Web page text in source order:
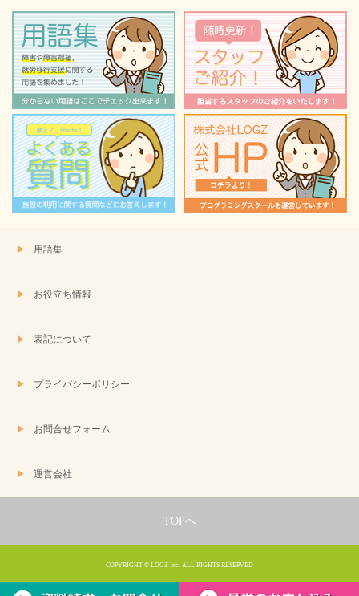
ウ
ィ
ン
ド
ウ
で
開
き
ま
す)
て
く
だ
さ
い
(新
し
い
ウ
ィ
ン
ド
ウ
で
開
き
ま
す)
用語集
お役立ち情報
表記について
プライバシーポリシー
お問合せフォーム
運営会社
TOPへ
COPYRIGHT © LOGZ Inc. ALL RIGHTS RESERVED